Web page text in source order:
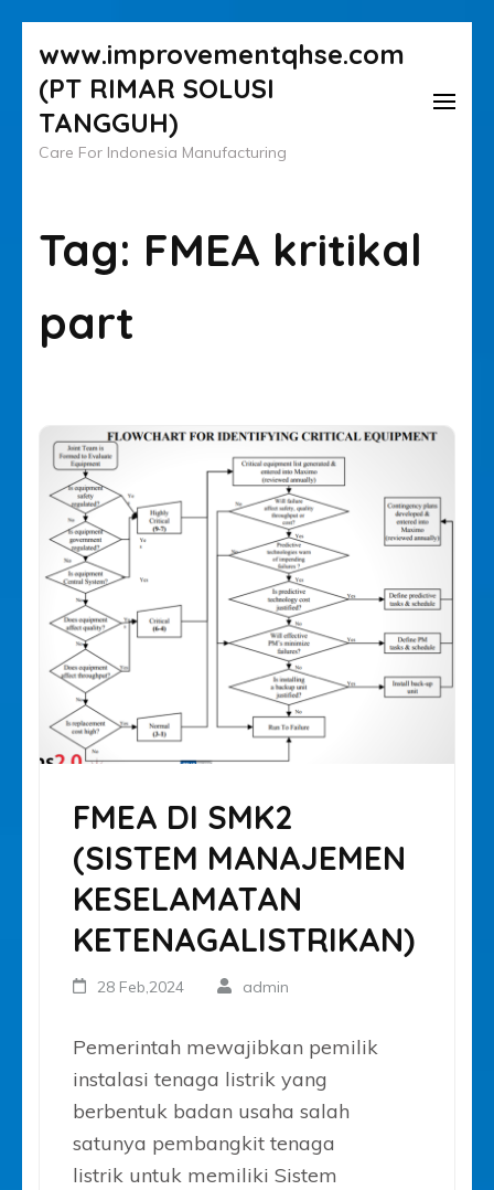
ke
konten
(Tekan
Enter)
www.improvementqhse.com
(PT RIMAR SOLUSI
TANGGUH)
Care For Indonesia Manufacturing
Tag: FMEA kritikal
part
FMEA DI SMK2
(SISTEM MANAJEMEN
KESELAMATAN
KETENAGALISTRIKAN)
28 Feb,2024 admin
Pemerintah mewajibkan pemilik
instalasi tenaga listrik yang
berbentuk badan usaha salah
satunya pembangkit tenaga
listrik untuk memiliki Sistem